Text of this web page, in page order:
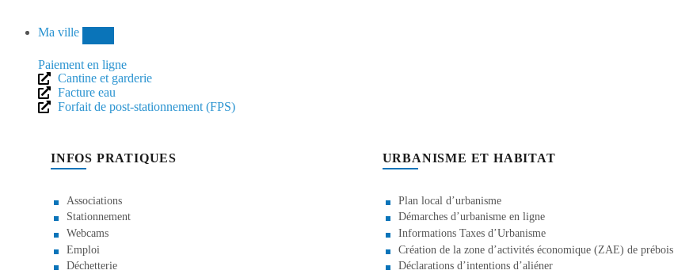
Ma ville
Paiement en ligne
Cantine et garderie
Facture eau
Forfait de post-stationnement (FPS)
INFOS PRATIQUES
Associations
Stationnement
Webcams
Emploi
Déchetterie
URBANISME ET HABITAT
Plan local d’urbanisme
Démarches d’urbanisme en ligne
Informations Taxes d’Urbanisme
Création de la zone d’activités économique (ZAE) de prébois
Déclarations d’intentions d’aliéner